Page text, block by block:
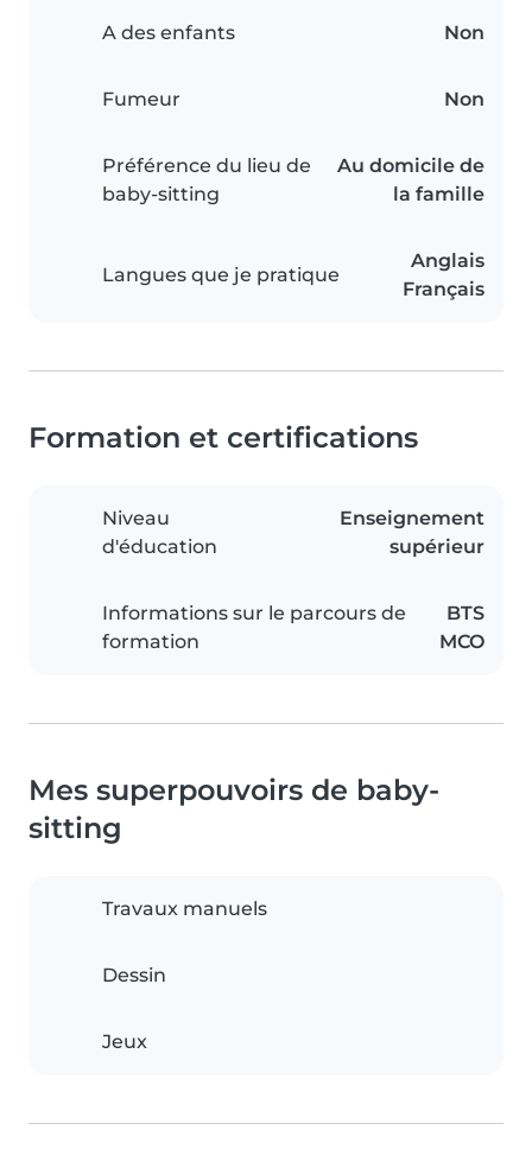
A des enfants Non
Fumeur Non
Préférence du lieu de
baby-sitting
Au domicile de
la famille
Langues que je pratique
Anglais
Français
Formation et certifications
Niveau
d'éducation
Enseignement
supérieur
Informations sur le parcours de
formation
BTS
MCO
Mes superpouvoirs de baby-
sitting
Travaux manuels
Dessin
Jeux